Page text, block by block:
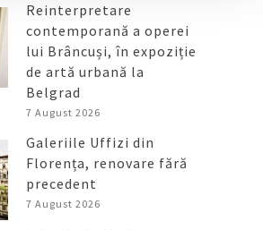
Reinterpretare
contemporană a operei
lui Brâncuși, în expoziție
de artă urbană la
Belgrad
7 August 2026
Galeriile Uffizi din
Florența, renovare fără
precedent
7 August 2026